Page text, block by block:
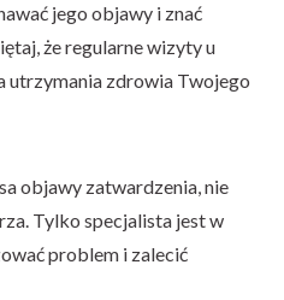
jego objawy i znać
że regularne wizyty u
utrzymania zdrowia Twojego
objawy zatwardzenia, nie
Tylko specjalista jest w
problem i zalecić